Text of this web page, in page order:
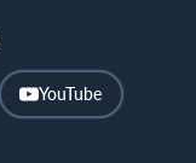
YouTube